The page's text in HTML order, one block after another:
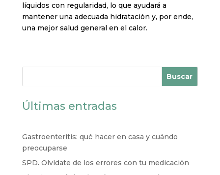
líquidos con regularidad, lo que ayudará a
mantener una adecuada hidratación y, por ende,
una mejor salud general en el calor.
Buscar
Últimas entradas
Gastroenteritis: qué hacer en casa y cuándo
preocuparse
SPD. Olvídate de los errores con tu medicación